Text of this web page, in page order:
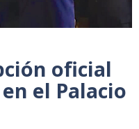
oficial
el Palacio